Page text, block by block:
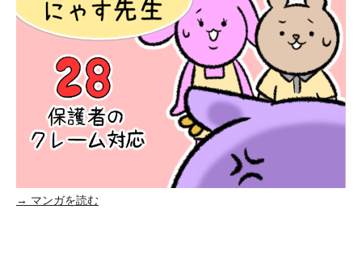
→ マンガを読む